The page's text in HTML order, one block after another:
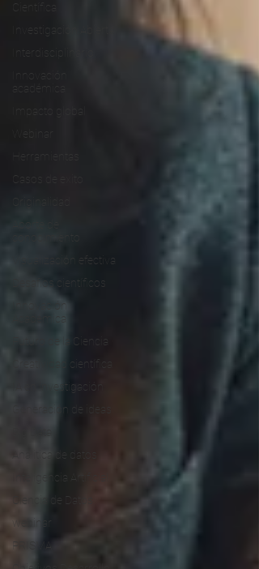
Investigación Abierta
Interdisciplinario
Visualización efectiva
Desafíos científicos
Innovación
Futuro de la Ciencia
Creatividad científica
IA en investigación
Generación de ideas
Analitica de datos
Inteligencia Artificial
Ciencia de Datos
webinar
PRISMA